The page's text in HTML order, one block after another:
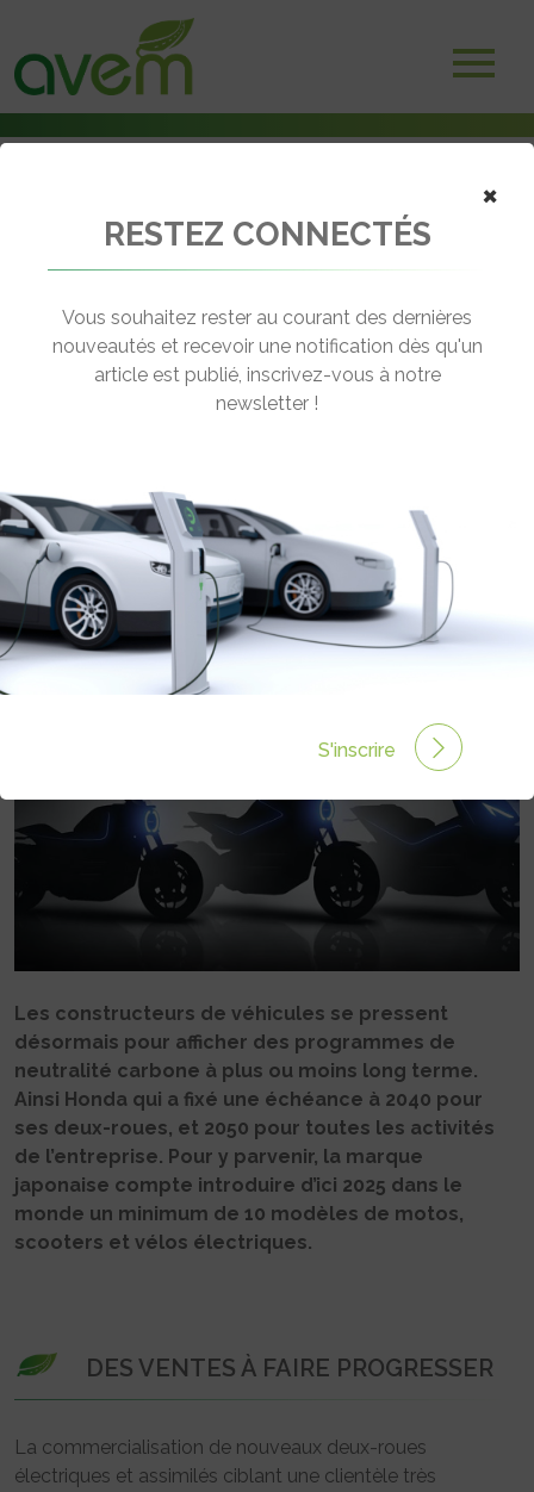
Honda prépare la sortie de 10 deux-roues électriques au moins pour
← Revenir aux actualités
HONDA PRÉPARE LA SORTIE DE 10
DEUX-ROUES ÉLECTRIQUES AU
MOINS POUR 2025
Rédigé par Philippe Schwoerer le 20 Sep 2022 à 11:06
0 commentaires
Les constructeurs de véhicules se pressent
désormais pour afficher des programmes de
neutralité carbone à plus ou moins long terme.
Ainsi Honda qui a fixé une échéance à 2040 pour
ses deux-roues, et 2050 pour toutes les activités
de l’entreprise. Pour y parvenir, la marque
japonaise compte introduire d’ici 2025 dans le
monde un minimum de 10 modèles de motos,
scooters et vélos électriques.
DES VENTES À FAIRE PROGRESSER
La commercialisation de nouveaux deux-roues
électriques et assimilés ciblant une clientèle très
×
RESTEZ CONNECTÉS
Vous souhaitez rester au courant des dernières
nouveautés et recevoir une notification dès qu'un
article est publié, inscrivez-vous à notre
newsletter !
S'inscrire